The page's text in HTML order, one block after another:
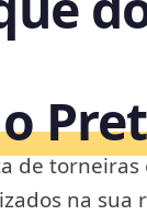
de torneiras
na sua